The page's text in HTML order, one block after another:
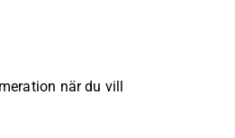
när du vill